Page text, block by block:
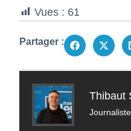
Vues : 61
Partager :
Thibaut